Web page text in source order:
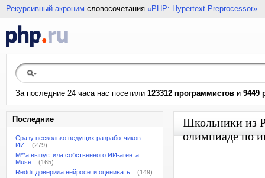
Рекурсивный акроним словосочетания «PHP: Hypertext Preprocessor»
За последние 24 часа нас посетили 123312 программистов и 9449
Последние
Сразу несколько ведущих разработчиков
ИИ...
(279)
M**a выпустила собственного ИИ-агента
Muse...
(165)
Reddit доверила нейросети оценивать...
(149)
Школьники из
олимпиаде по